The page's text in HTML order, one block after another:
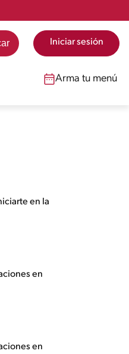
Iniciar sesión
Arma tu menú
en la
en
en